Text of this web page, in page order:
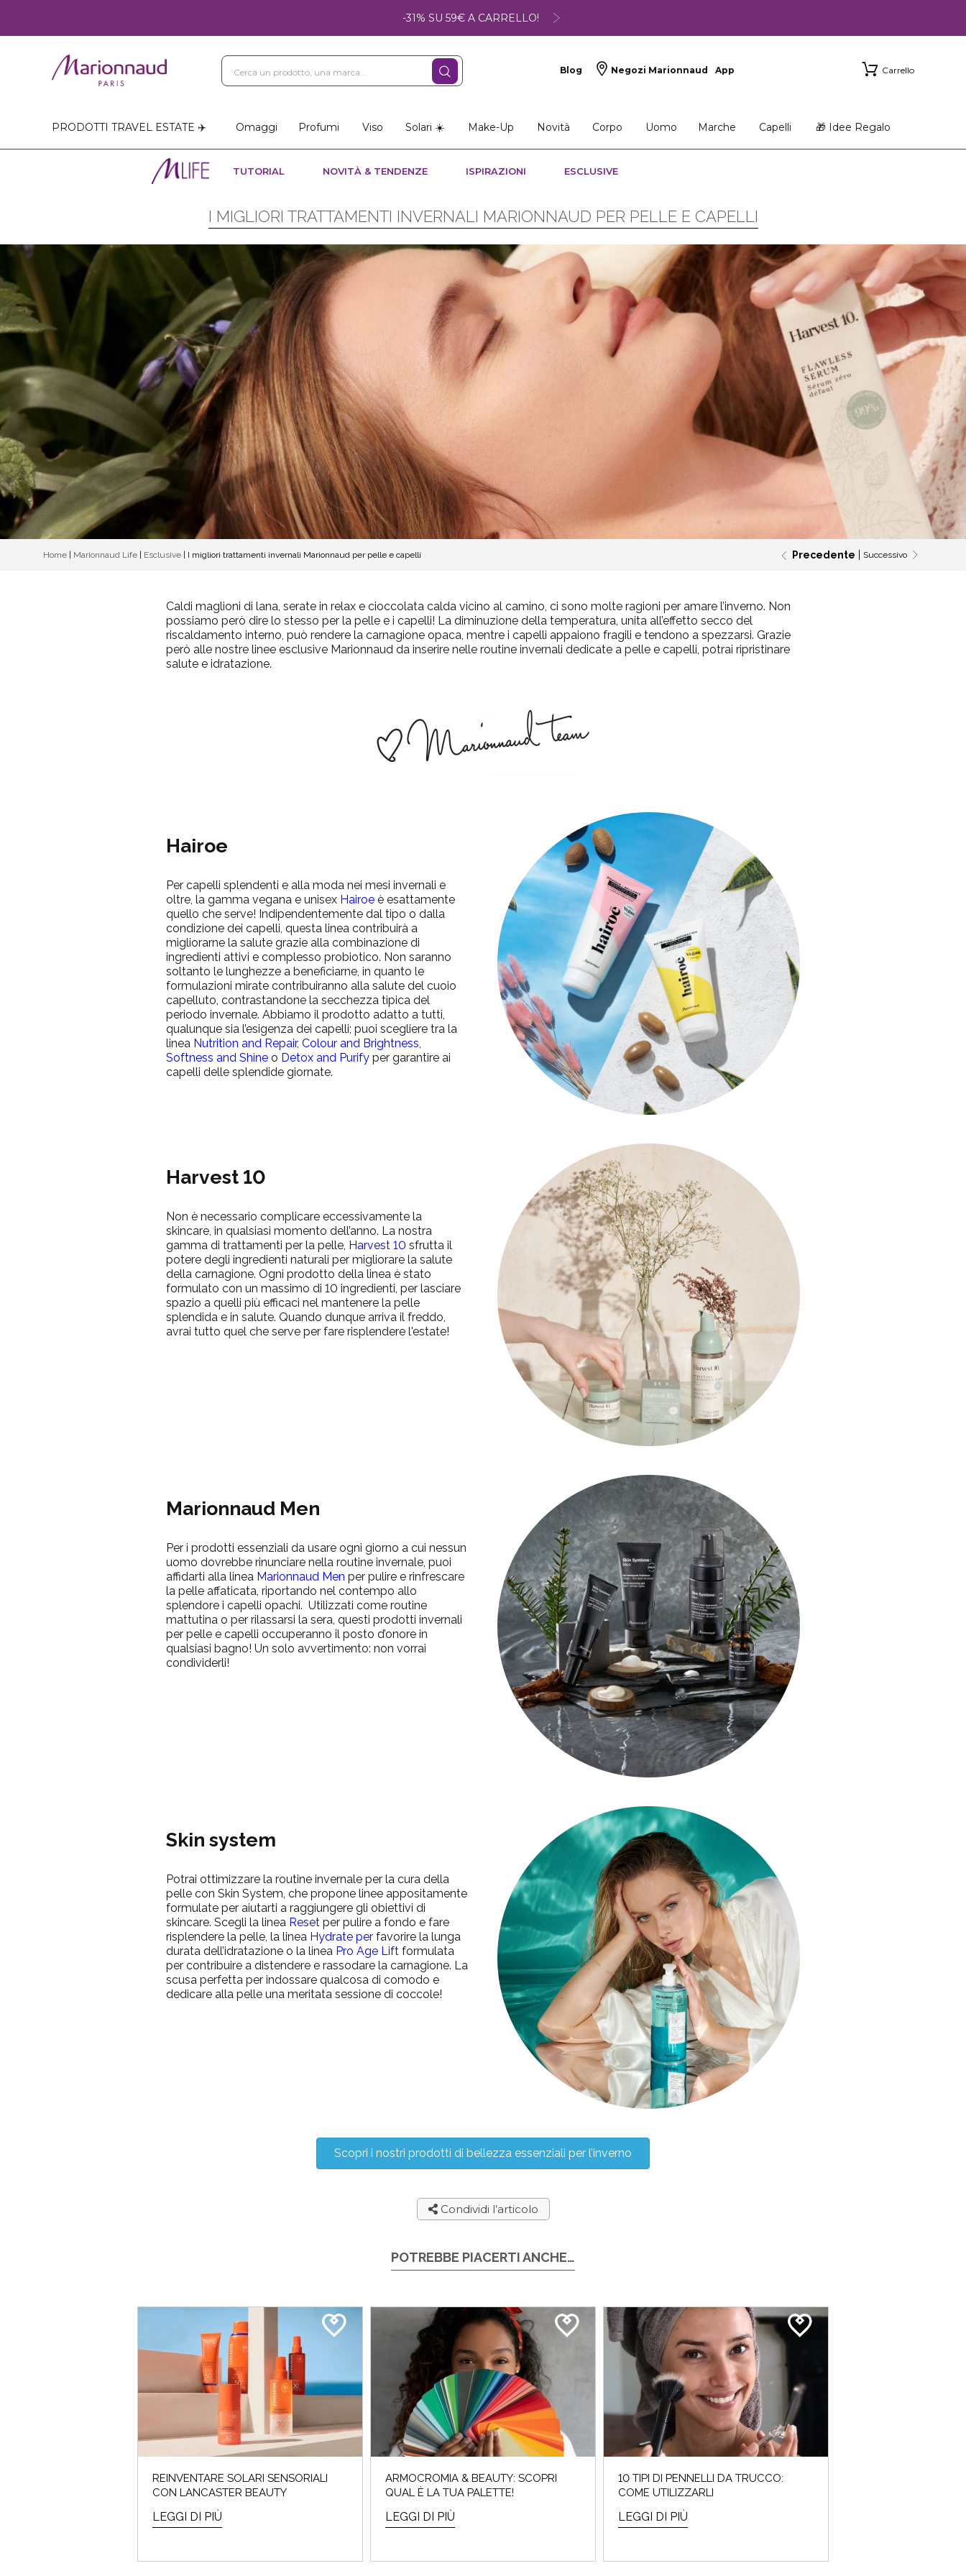
-31% SU 59€ A CARRELLO!
Blog Negozi Marionnaud App Carrello
PRODOTTI TRAVEL ESTATE ✈️ Omaggi Profumi Viso Solari ☀️ Make-Up Novità Corpo Uomo Marche Capelli 🎁 Idee Regalo
TUTORIAL NOVITÀ & TENDENZE ISPIRAZIONI ESCLUSIVE
I MIGLIORI TRATTAMENTI INVERNALI MARIONNAUD PER PELLE E CAPELLI
Home Marionnaud Life Esclusive I migliori trattamenti invernali Marionnaud per pelle e capelli Precedente Successivo
Caldi maglioni di lana, serate in relax e cioccolata calda vicino al camino, ci sono molte ragioni per amare l’inverno. Non
possiamo però dire lo stesso per la pelle e i capelli! La diminuzione della temperatura, unita all’effetto secco del
riscaldamento interno, può rendere la carnagione opaca, mentre i capelli appaiono fragili e tendono a spezzarsi. Grazie
però alle nostre linee esclusive Marionnaud da inserire nelle routine invernali dedicate a pelle e capelli, potrai ripristinare
salute e idratazione.
Hairoe
Per capelli splendenti e alla moda nei mesi invernali e
oltre, la gamma vegana e unisex Hairoe è esattamente
quello che serve! Indipendentemente dal tipo o dalla
condizione dei capelli, questa linea contribuirà a
migliorarne la salute grazie alla combinazione di
ingredienti attivi e complesso probiotico. Non saranno
soltanto le lunghezze a beneficiarne, in quanto le
formulazioni mirate contribuiranno alla salute del cuoio
capelluto, contrastandone la secchezza tipica del
periodo invernale. Abbiamo il prodotto adatto a tutti,
qualunque sia l’esigenza dei capelli; puoi scegliere tra la
linea Nutrition and Repair, Colour and Brightness,
Softness and Shine o Detox and Purify per garantire ai
capelli delle splendide giornate.
Harvest 10
Non è necessario complicare eccessivamente la
skincare, in qualsiasi momento dell’anno. La nostra
gamma di trattamenti per la pelle, Harvest 10 sfrutta il
potere degli ingredienti naturali per migliorare la salute
della carnagione. Ogni prodotto della linea è stato
formulato con un massimo di 10 ingredienti, per lasciare
spazio a quelli più efficaci nel mantenere la pelle
splendida e in salute. Quando dunque arriva il freddo,
avrai tutto quel che serve per fare risplendere l'estate!
Marionnaud Men
Per i prodotti essenziali da usare ogni giorno a cui nessun
uomo dovrebbe rinunciare nella routine invernale, puoi
affidarti alla linea Marionnaud Men per pulire e rinfrescare
la pelle affaticata, riportando nel contempo allo
splendore i capelli opachi. Utilizzati come routine
mattutina o per rilassarsi la sera, questi prodotti invernali
per pelle e capelli occuperanno il posto d’onore in
qualsiasi bagno! Un solo avvertimento: non vorrai
condividerli!
Skin system
Potrai ottimizzare la routine invernale per la cura della
pelle con Skin System, che propone linee appositamente
formulate per aiutarti a raggiungere gli obiettivi di
skincare. Scegli la linea Reset per pulire a fondo e fare
risplendere la pelle, la linea Hydrate per favorire la lunga
durata dell’idratazione o la linea Pro Age Lift formulata
per contribuire a distendere e rassodare la carnagione. La
scusa perfetta per indossare qualcosa di comodo e
dedicare alla pelle una meritata sessione di coccole!
Scopri i nostri prodotti di bellezza essenziali per l’inverno
Condividi l’articolo
POTREBBE PIACERTI ANCHE…
REINVENTARE SOLARI SENSORIALI
CON LANCASTER BEAUTY
LEGGI DI PIÙ
ARMOCROMIA & BEAUTY: SCOPRI
QUAL È LA TUA PALETTE!
LEGGI DI PIÙ
10 TIPI DI PENNELLI DA TRUCCO:
COME UTILIZZARLI
LEGGI DI PIÙ